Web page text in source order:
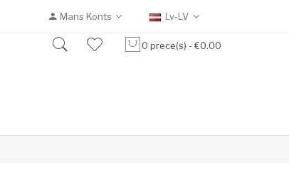
Mans Konts Lv-LV
0 prece(s) - €0.00